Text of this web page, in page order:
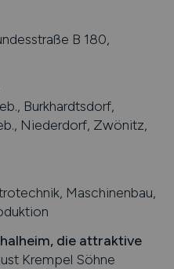
B 180,
Burkhardtsdorf,
Niederdorf, Zwönitz,
Maschinenbau,
, die attraktive
Krempel Söhne